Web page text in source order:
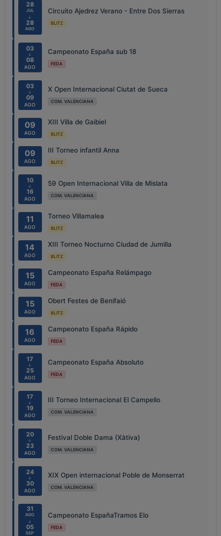
28
JUL
↓
28
AGO
Circuito Ajedrez Verano - Entre Dos Sierras
BLITZ
03
↓
08
AGO
Campeonato España sub 18
FEDA
03
↓
09
AGO
X Open Internacional Ciutat de Sueca
COM. VALENCIANA
09
AGO
XIII Villa de Gaibiel
BLITZ
09
AGO
III Torneo infantil Anna
BLITZ
10
↓
16
AGO
59 Open Internacional Villa de Mislata
COM. VALENCIANA
11
AGO
Torneo Villamalea
BLITZ
14
AGO
XIII Torneo Nocturno Ciudad de Jumilla
BLITZ
15
AGO
Campeonato España Relámpago
FEDA
15
AGO
Obert Festes de Benifaió
BLITZ
16
AGO
Campeonato España Rápido
FEDA
17
↓
25
AGO
Campeonato España Absoluto
FEDA
17
↓
19
AGO
III Torneo Internacional El Campello
COM. VALENCIANA
20
↓
23
AGO
Festival Doble Dama (Xàtiva)
COM. VALENCIANA
24
↓
30
AGO
XIX Open internacional Poble de Monserrat
COM. VALENCIANA
31
AGO
↓
05
SEP
Campeonato EspañaTramos Elo
FEDA